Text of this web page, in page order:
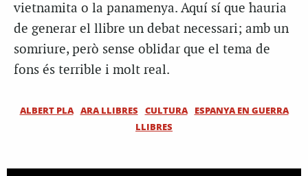
vietnamita o la panamenya. Aquí sí que hauria
de generar el llibre un debat necessari; amb un
somriure, però sense oblidar que el tema de
fons és terrible i molt real.
ALBERT PLA ARA LLIBRES CULTURA
ESPANYA EN GUERRA
LLIBRES